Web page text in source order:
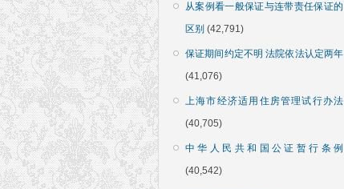
从案例看一般保证与连带责任保证的
区别 (42,791)
保证期间约定不明 法院依法认定两年
(41,076)
上海市经济适用住房管理试行办法
(40,705)
中华人民共和国公证暂行条例
(40,542)